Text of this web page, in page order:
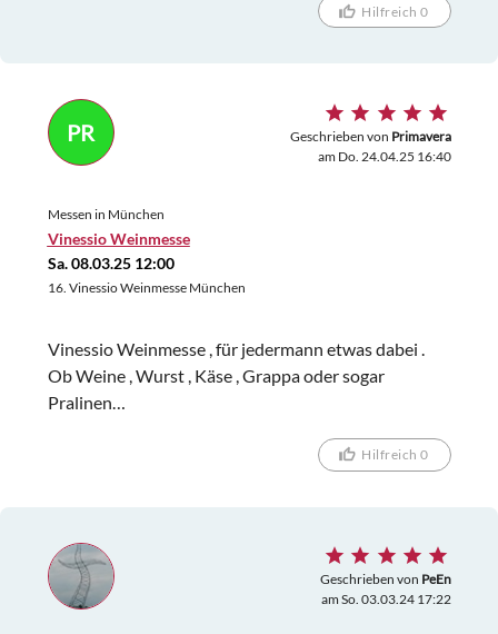
Hilfreich 0
PR Geschrieben von Primavera
am Do. 24.04.25 16:40
Messen in München
Vinessio Weinmesse
Sa. 08.03.25 12:00
16. Vinessio Weinmesse München
Vinessio Weinmesse , für jedermann etwas dabei .
Ob Weine , Wurst , Käse , Grappa oder sogar
Pralinen…
Hilfreich 0
Geschrieben von PeEn
am So. 03.03.24 17:22